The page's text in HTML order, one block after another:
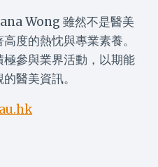
Wong 雖然不是醫美
度的熱忱與專業素養。
參與業界活動，以期能
醫美資訊。